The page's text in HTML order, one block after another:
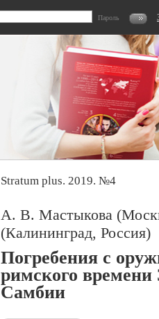
Пароль
Stratum plus. 2019. №4
A. В. Мастыкова
(Калининград, Россия)
Погребения с
римского времени
Самбии